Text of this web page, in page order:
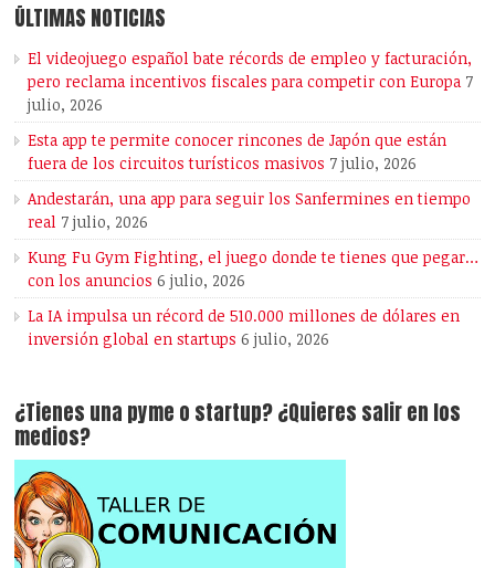
ÚLTIMAS NOTICIAS
El videojuego español bate récords de empleo y facturación,
pero reclama incentivos fiscales para competir con Europa 7
julio, 2026
Esta app te permite conocer rincones de Japón que están
fuera de los circuitos turísticos masivos 7 julio, 2026
Andestarán, una app para seguir los Sanfermines en tiempo
real 7 julio, 2026
Kung Fu Gym Fighting, el juego donde te tienes que pegar…
con los anuncios 6 julio, 2026
La IA impulsa un récord de 510.000 millones de dólares en
inversión global en startups 6 julio, 2026
¿Tienes una pyme o startup? ¿Quieres salir en los
medios?